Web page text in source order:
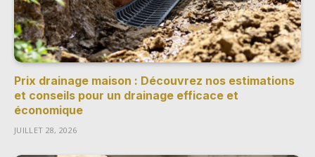
Prix drainage maison : Découvrez nos estimations
et conseils pour un drainage efficace et
économique
JUILLET 28, 2026